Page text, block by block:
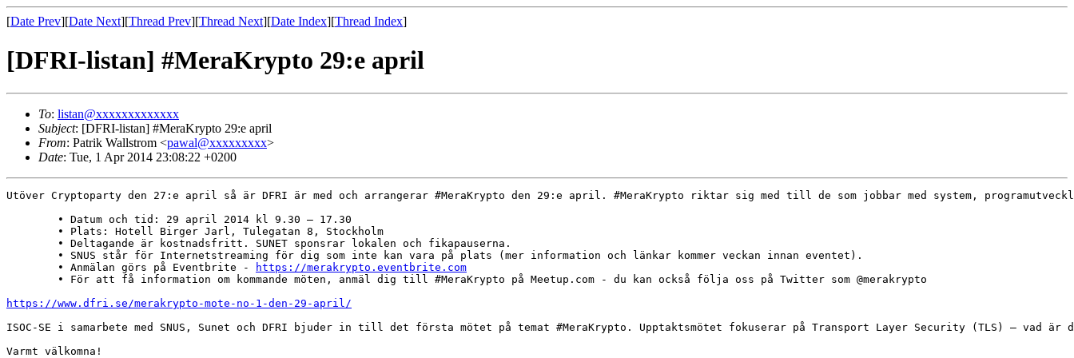
[Date Prev][Date Next][Thread Prev][Thread Next][Date Index][Thread Index]
[DFRI-listan] #MeraKrypto 29:e april
To: listan@xxxxxxxxxxxxx
Subject: [DFRI-listan] #MeraKrypto 29:e april
From: Patrik Wallstrom <pawal@xxxxxxxxx>
Date: Tue, 1 Apr 2014 23:08:22 +0200
Utöver Cryptoparty den 27:e april så är DFRI är med och arrangerar #MeraKrypto den 29:e april. #MeraKrypto riktar sig med till de som jobbar med system,
	• Anmälan görs på Eventbrite -
https://merakrypto.eventbrite.com
https://www.dfri.se/merakrypto-mote-no-1-den-29-april/
ISOC-SE i samarbete med SNUS, Sunet och DFRI bjuder in till det första mötet på temat #MeraKrypto. Upptaktsmötet fokuserar på Transport Layer Security (TLS) –
Varmt välkomna!